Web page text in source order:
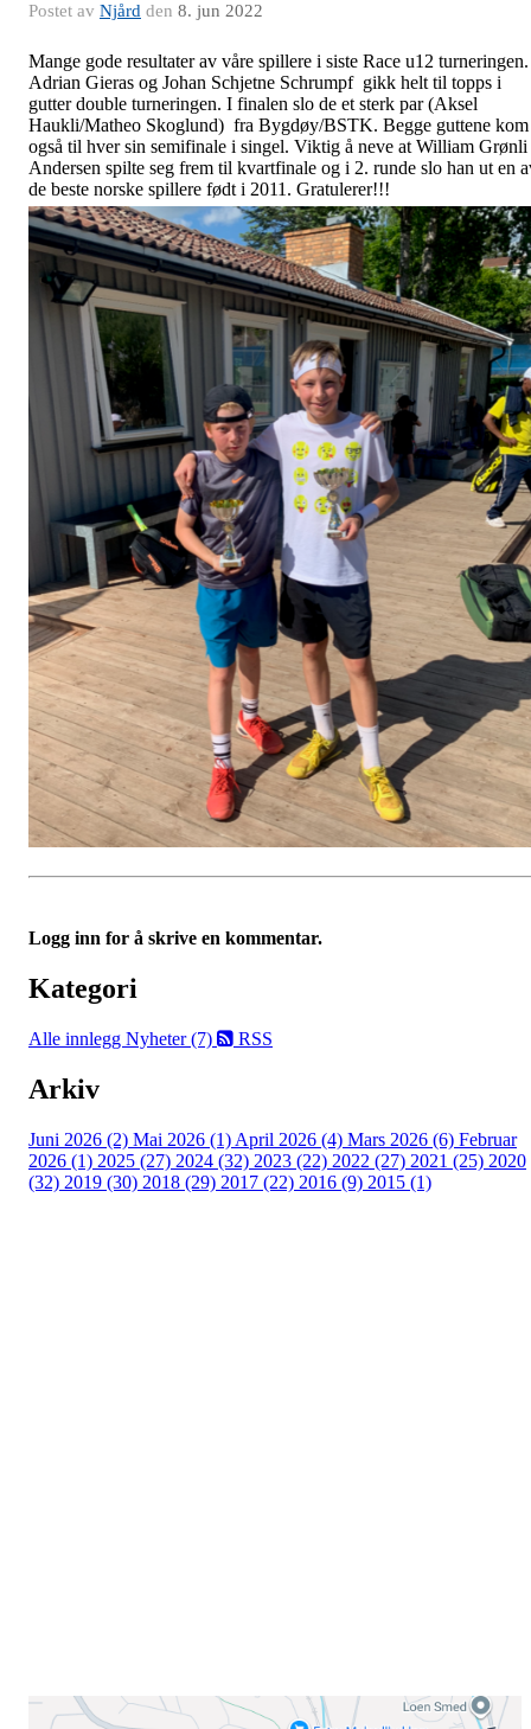
Postet av Njård den 8. jun 2022
Mange gode resultater av våre spillere i siste Race u12 turneringen.
Adrian Gieras og Johan Schjetne Schrumpf gikk helt til topps i
gutter double turneringen. I finalen slo de et sterk par (Aksel
Haukli/Matheo Skoglund) fra Bygdøy/BSTK. Begge guttene kom
også til hver sin semifinale i singel. Viktig å neve at William Grønli
Andersen spilte seg frem til kvartfinale og i 2. runde slo han ut en
de beste norske spillere født i 2011. Gratulerer!!!
Logg inn for å skrive en kommentar.
Kategori
Alle innlegg Nyheter (7) RSS
Arkiv
Juni 2026 (2) Mai 2026 (1) April 2026 (4) Mars 2026 (6) Februar
2026 (1) 2025 (27) 2024 (32) 2023 (22) 2022 (27) 2021 (25) 2020
(32) 2019 (30) 2018 (29) 2017 (22) 2016 (9) 2015 (1)